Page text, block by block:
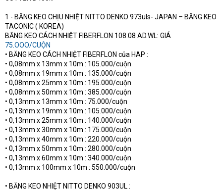
1 - BĂNG KEO CHỊU NHIỆT NITTO DENKO 973uls- JAPAN – BĂNG KEO
TACONIC ( KOREA)
BĂNG KEO CÁCH NHIỆT FIBERFLON 108.08 AD.WL: GIÁ
75.OOO/CUỘN
• BĂNG KEO CÁCH NHIỆT FIBERFLON của HAP :
• 0,08mm x 13mm x 10m : 105.000/cuộn
• 0,08mm x 19mm x 10m : 135.000/cuộn
• 0,08mm x 25mm x 10m : 195.000/cuộn
• 0,08mm x 50mm x 10m : 385.000/cuộn
• 0,13mm x 13mm x 10m : 75.000/cuộn
• 0,13mm x 19mm x 10m : 105.000/cuộn
• 0,13mm x 25mm x 10m : 140.000/cuộn
• 0,13mm x 30mm x 10m : 175.000/cuộn
• 0,13mm x 40mm x 10m : 220.000/cuộn
• 0,13mm x 50mm x 10m : 280.000/cuộn
• 0,13mm x 60mm x 10m : 340.000/cuộn
• 0,13mm x 100mm x 10m : 550.000/cuộn
• BĂNG KEO NHIỆT NITTO DENKO 903UL :